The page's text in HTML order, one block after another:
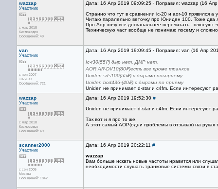
wazzap
Участник
с мар 2018
Кисловодск
Сообщений: 49
Дата: 16 Апр 2019 09:09:25 · Поправил: wazzap (16
Странно что тут в сравнении ic-20 и aor-10 прявился
Читаю паралельно веточку про Юниден 100. Тоже два
Про Аор хочу все досканальнее перечитать - плюсуют
Техническую част вообще не понимаю посему и
van
Участник
с ноя 2007
107-109
Сообщений: 721
Дата: 16 Апр 2019 19:09:45 · Поправил: van (16 Апр
Ic-r30(55₽) дыр нет. ДМР нет.
AOR AR-DV10(80₽)есть все кроме транков
Uniden sds100(55₽) с дырами поьприёму
Uniden bcd436-(40₽) с дырами по приёму
Uniden не принимает d-star и c4fm. Если интересуют
wazzap
Участник
с мар 2018
Кисловодск
Сообщений: 49
Дата: 16 Апр 2019 19:52:30 #
Uniden не принимает d-star и c4fm. Если интересуют
Так вот и я про то же.
А этот самый АОР(одни проблемы в отзывах) на руках
scanner2000
Участник
с сен 2005
Москва
Сообщений: 1842
Дата: 16 Апр 2019 20:22:11 #
wazzap
Вам больше искать новые частоты нравится или
необходимости слушать транковые системы связи в